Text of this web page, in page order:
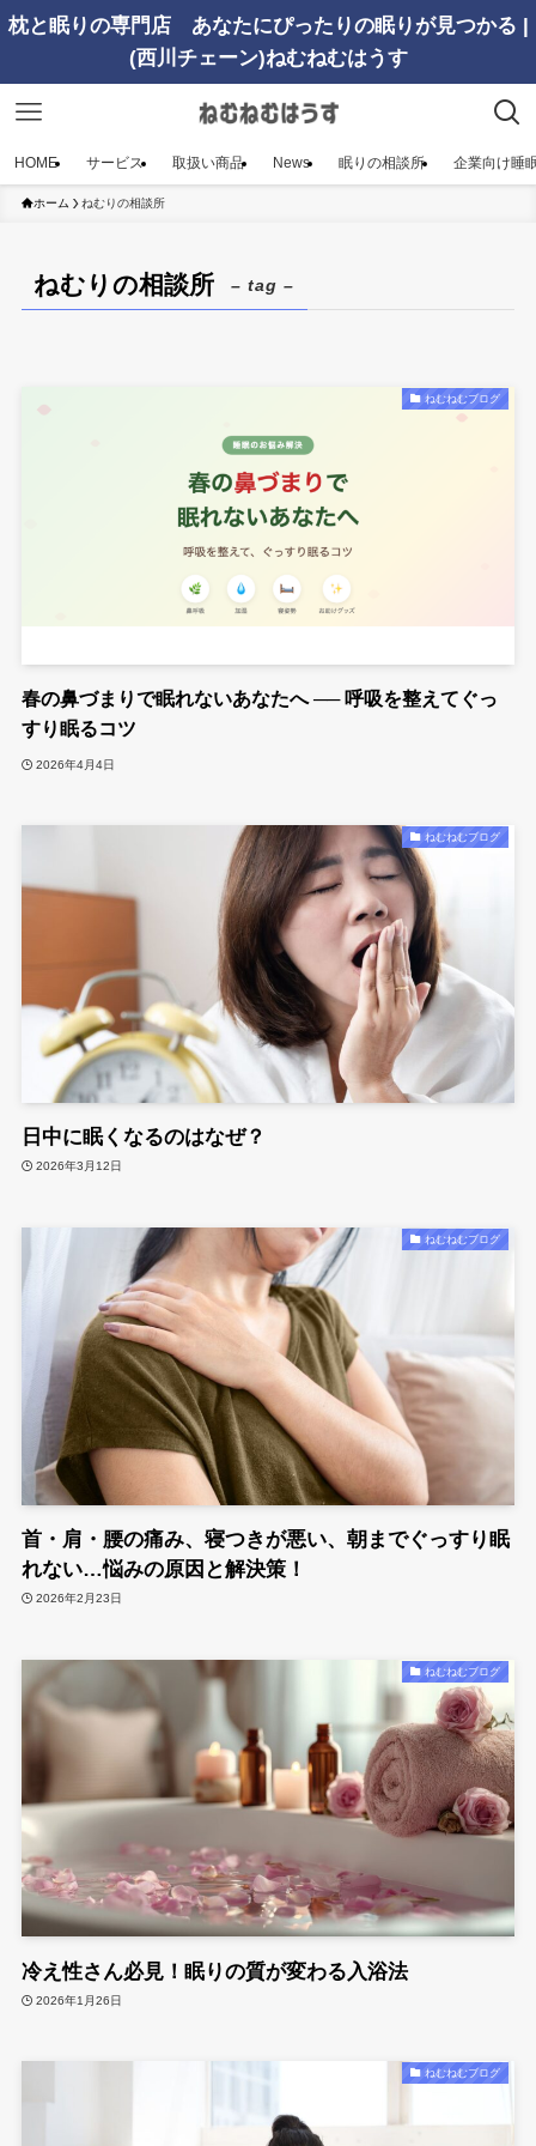
枕と眠りの専門店 あなたにぴったりの眠りが見つかる |
(西川チェーン)ねむねむはうす
HOME サービス 取扱い商品 News 眠りの相談所 企業向け睡
ホーム ねむりの相談所
ねむりの相談所 – tag –
ねむねむブログ
春の鼻づまりで眠れないあなたへ ── 呼吸を整えてぐっ
すり眠るコツ
2026年4月4日
ねむねむブログ
日中に眠くなるのはなぜ？
2026年3月12日
ねむねむブログ
首・肩・腰の痛み、寝つきが悪い、朝までぐっすり眠
れない…悩みの原因と解決策！
2026年2月23日
ねむねむブログ
冷え性さん必見！眠りの質が変わる入浴法
2026年1月26日
ねむねむブログ